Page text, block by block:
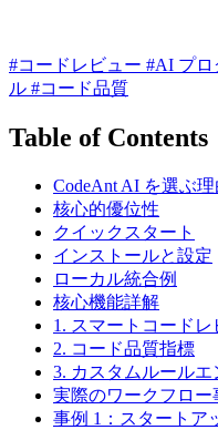
#コードレビュー #AI プロ
ル #コード品質
Table of Contents
CodeAnt AI を選ぶ理
核心的優位性
クイックスタート
インストールと設定
ローカル統合例
核心機能詳解
1. スマートコードレ
2. コード品質指標
3. カスタムルールエ
実際のワークフロー
事例 1：スタートア